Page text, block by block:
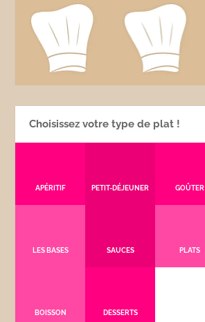
Choisissez votre type de plat !
APÉRITIF PETIT-DÉJEUNER GOÛTER
LES BASES SAUCES PLATS
BOISSON DESSERTS